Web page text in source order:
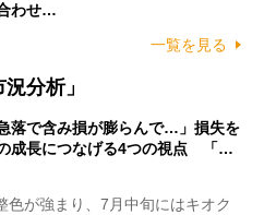
わせ…
一覧を見る
分析」
落で含み損が膨らんで…」損失を
成長につなげる4つの視点 「…
が強まり、7月中旬にはキオク